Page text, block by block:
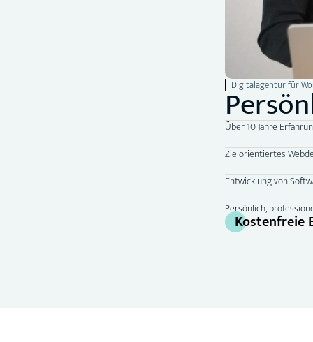
Digitalagentur für
Über 10 Jahre
Zielorientiertes
Entwicklung von
Persönlich,
Kostenfreie